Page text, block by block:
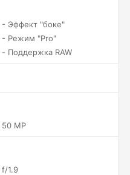
- Эффект "боке"
- Режим "Pro"
- Поддержка RAW
50 MP
f/1.9